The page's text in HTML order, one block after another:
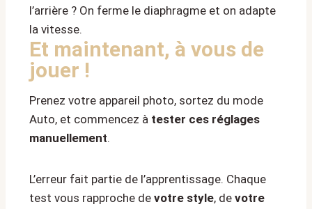
l’arrière ? On ferme le diaphragme et on adapte
la vitesse.
Et maintenant, à vous de
jouer !
Prenez votre appareil photo, sortez du mode
Auto, et commencez à tester ces réglages
manuellement.
L’erreur fait partie de l’apprentissage. Chaque
test vous rapproche de votre style, de votre